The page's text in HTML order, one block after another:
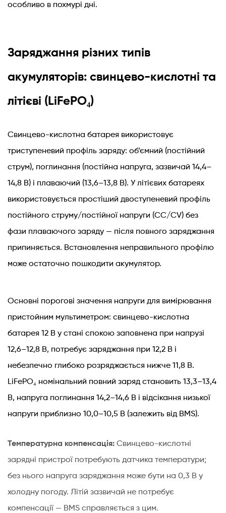
особливо в похмурі дні.
Заряджання різних типів
акумуляторів: свинцево-кислотні та
літієві (LiFePO₄)
Свинцево-кислотна батарея використовує
триступеневий профіль заряду: об’ємний (постійний
струм), поглинання (постійна напруга, зазвичай 14,4–
14,8 В) і плаваючий (13,6–13,8 В). У літієвих батареях
використовується простіший двоступеневий профіль
постійного струму/постійної напруги (CC/CV) без
фази плаваючого заряду — після повного заряджання
припиняється. Встановлення неправильного профілю
може остаточно пошкодити акумулятор.
Основні порогові значення напруги для вимірювання
пристойним мультиметром: свинцево-кислотна
батарея 12 В у стані спокою заповнена при напрузі
12,6–12,8 В, потребує заряджання при 12,2 В і
небезпечно глибоко розряджається нижче 11,8 В.
LiFePO₄ номінальний повний заряд становить 13,3–13,4
В, напруга поглинання 14,2–14,6 В і відсікання низької
напруги приблизно 10,0–10,5 В (залежить від BMS).
Температурна компенсація: Свинцево-кислотні
зарядні пристрої потребують датчика температури;
без нього напруга заряджання може бути на 0,3 В у
холодну погоду. Літій зазвичай не потребує
компенсації — BMS справляється з цим.